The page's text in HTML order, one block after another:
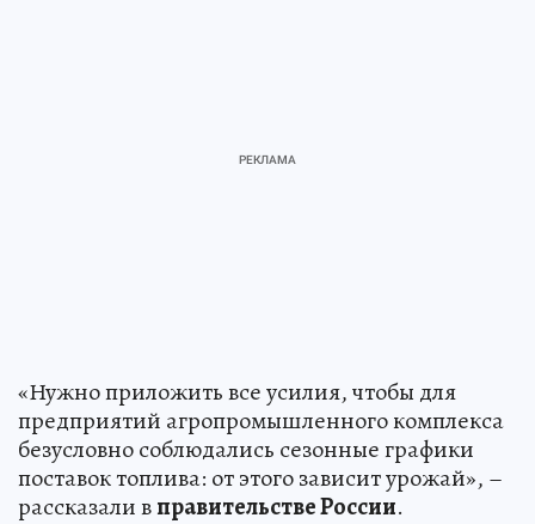
«Нужно приложить все усилия, чтобы для
предприятий агропромышленного комплекса
безусловно соблюдались сезонные графики
поставок топлива: от этого зависит урожай», –
рассказали вправительстве России.